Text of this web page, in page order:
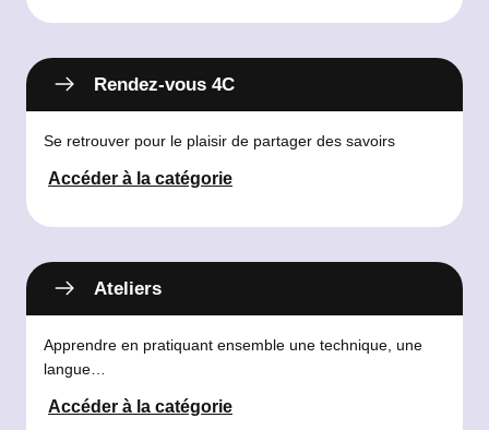
Rendez-vous 4C
Se retrouver pour le plaisir de partager des savoirs
Accéder à la catégorie
Ateliers
Apprendre en pratiquant ensemble une technique, une
langue…
Accéder à la catégorie